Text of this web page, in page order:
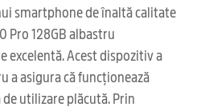
smartphone de înaltă calitate
Pro 128GB albastru
excelentă. Acest dispozitiv a
a asigura că funcționează
utilizare plăcută. Prin